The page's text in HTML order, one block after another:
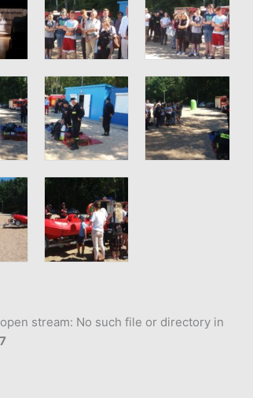
stream: No such file or directory in